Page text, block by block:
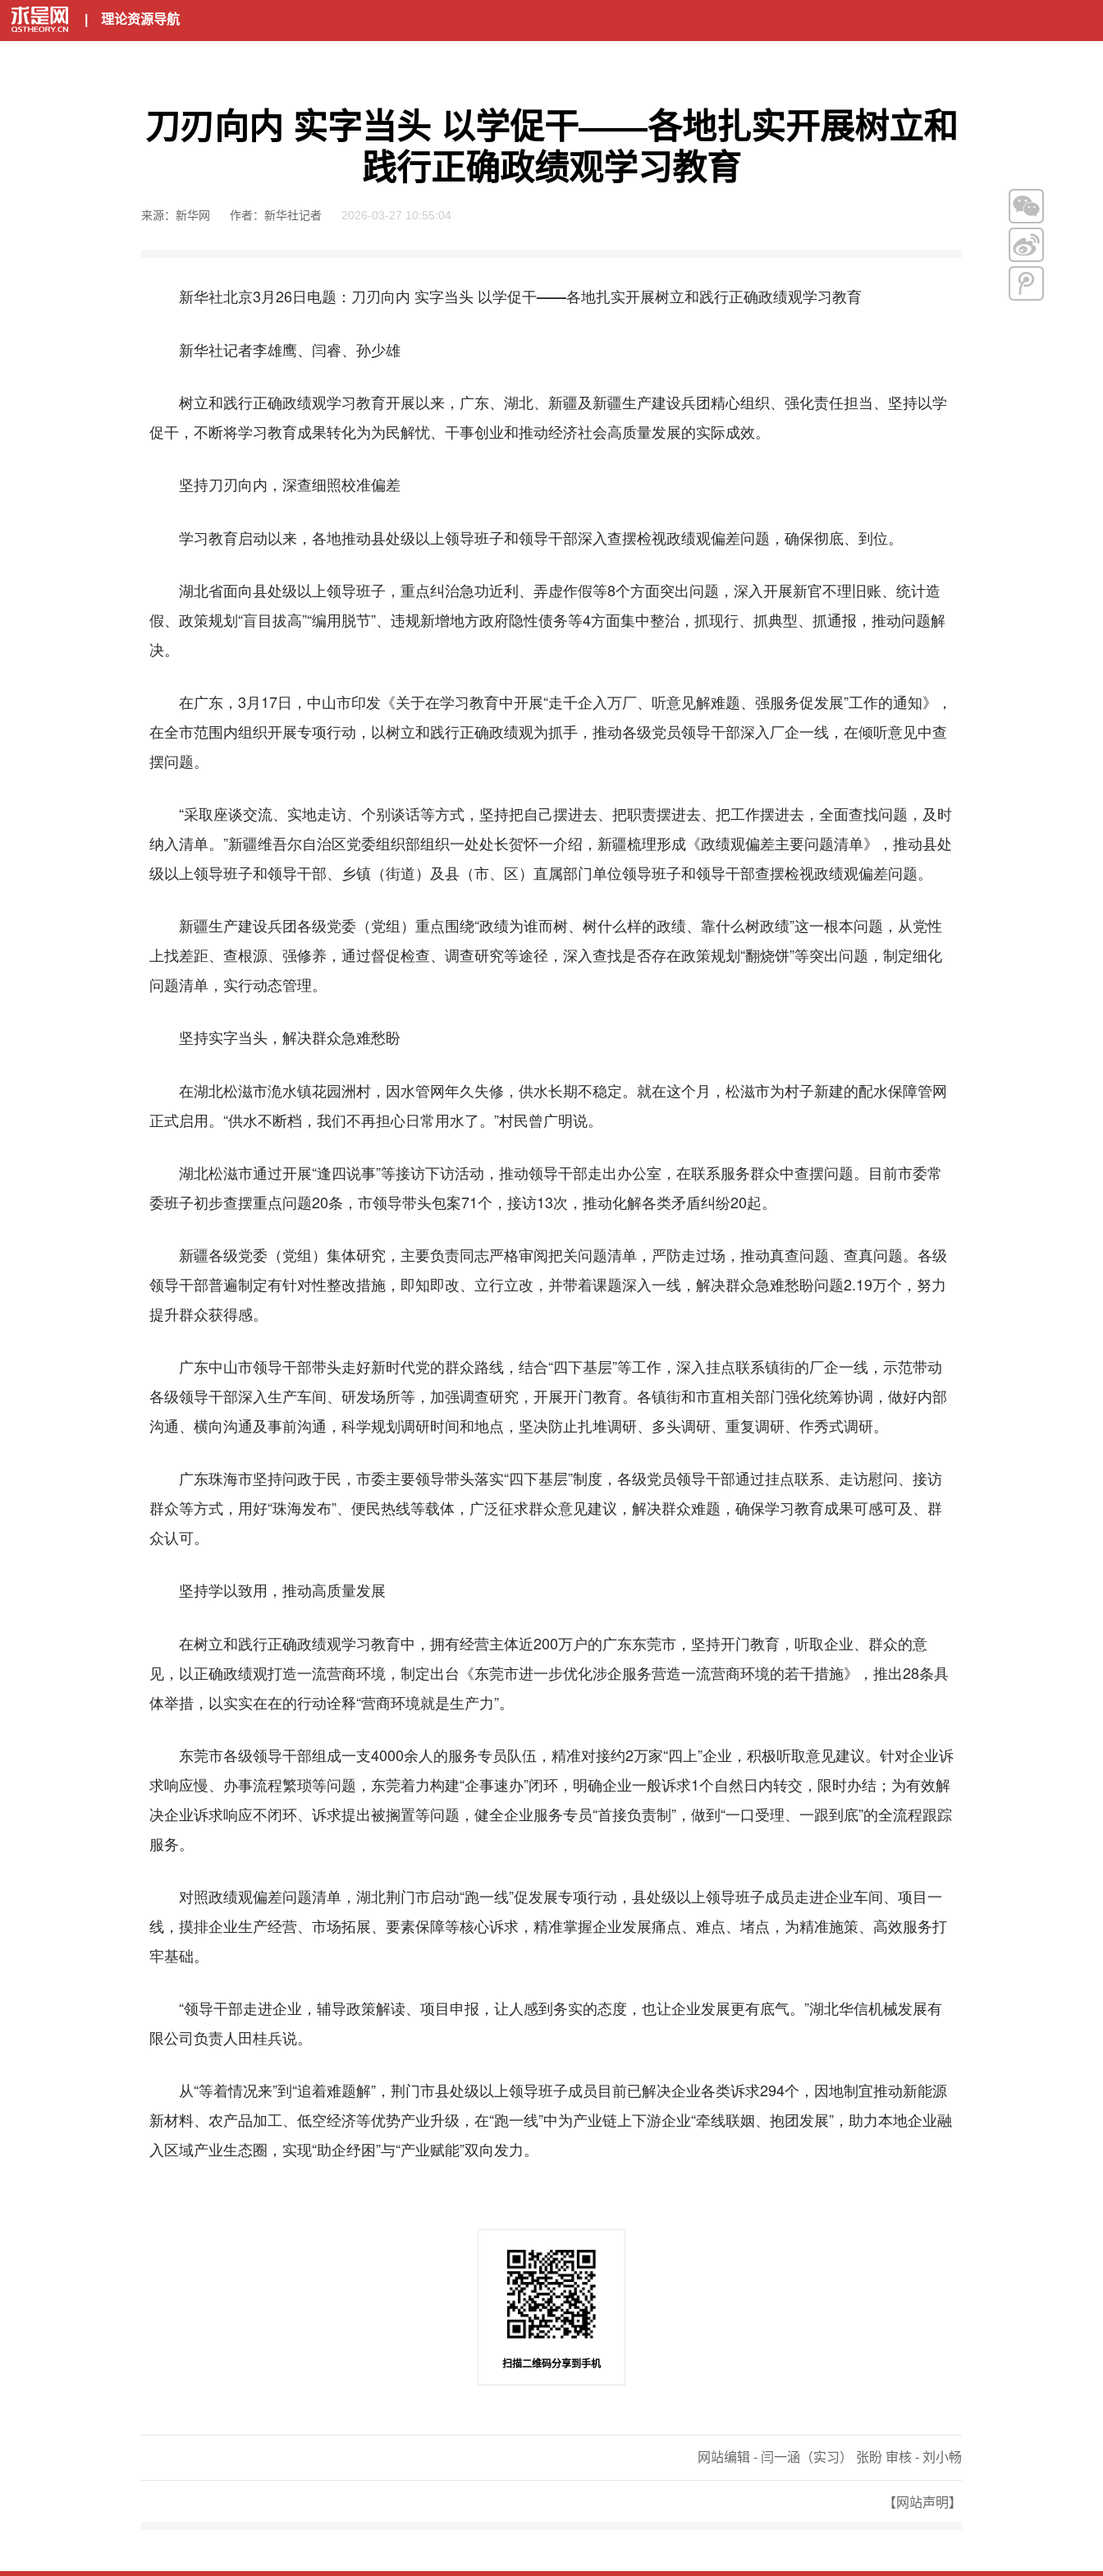
理论资源导航
刀刃向内 实字当头 以学促干——各地扎实开展树立和
践行正确政绩观学习教育
来源：新华网 作者：新华社记者 2026-03-27 10:55:04
新华社北京3月26日电题：刀刃向内 实字当头 以学促干——各地扎实开展树立和践行正确政绩观学习教育
新华社记者李雄鹰、闫睿、孙少雄
树立和践行正确政绩观学习教育开展以来，广东、湖北、新疆及新疆生产建设兵团精心组织、强化责任担当、坚持以学
促干，不断将学习教育成果转化为为民解忧、干事创业和推动经济社会高质量发展的实际成效。
坚持刀刃向内，深查细照校准偏差
学习教育启动以来，各地推动县处级以上领导班子和领导干部深入查摆检视政绩观偏差问题，确保彻底、到位。
湖北省面向县处级以上领导班子，重点纠治急功近利、弄虚作假等8个方面突出问题，深入开展新官不理旧账、统计造
假、政策规划“盲目拔高”“编用脱节”、违规新增地方政府隐性债务等4方面集中整治，抓现行、抓典型、抓通报，推动问题解
决。
在广东，3月17日，中山市印发《关于在学习教育中开展“走千企入万厂、听意见解难题、强服务促发展”工作的通知》，
在全市范围内组织开展专项行动，以树立和践行正确政绩观为抓手，推动各级党员领导干部深入厂企一线，在倾听意见中查
摆问题。
“采取座谈交流、实地走访、个别谈话等方式，坚持把自己摆进去、把职责摆进去、把工作摆进去，全面查找问题，及时
纳入清单。”新疆维吾尔自治区党委组织部组织一处处长贺怀一介绍，新疆梳理形成《政绩观偏差主要问题清单》，推动县处
级以上领导班子和领导干部、乡镇（街道）及县（市、区）直属部门单位领导班子和领导干部查摆检视政绩观偏差问题。
新疆生产建设兵团各级党委（党组）重点围绕“政绩为谁而树、树什么样的政绩、靠什么树政绩”这一根本问题，从党性
上找差距、查根源、强修养，通过督促检查、调查研究等途径，深入查找是否存在政策规划“翻烧饼”等突出问题，制定细化
问题清单，实行动态管理。
坚持实字当头，解决群众急难愁盼
在湖北松滋市洈水镇花园洲村，因水管网年久失修，供水长期不稳定。就在这个月，松滋市为村子新建的配水保障管网
正式启用。“供水不断档，我们不再担心日常用水了。”村民曾广明说。
湖北松滋市通过开展“逢四说事”等接访下访活动，推动领导干部走出办公室，在联系服务群众中查摆问题。目前市委常
委班子初步查摆重点问题20条，市领导带头包案71个，接访13次，推动化解各类矛盾纠纷20起。
新疆各级党委（党组）集体研究，主要负责同志严格审阅把关问题清单，严防走过场，推动真查问题、查真问题。各级
领导干部普遍制定有针对性整改措施，即知即改、立行立改，并带着课题深入一线，解决群众急难愁盼问题2.19万个，努力
提升群众获得感。
广东中山市领导干部带头走好新时代党的群众路线，结合“四下基层”等工作，深入挂点联系镇街的厂企一线，示范带动
各级领导干部深入生产车间、研发场所等，加强调查研究，开展开门教育。各镇街和市直相关部门强化统筹协调，做好内部
沟通、横向沟通及事前沟通，科学规划调研时间和地点，坚决防止扎堆调研、多头调研、重复调研、作秀式调研。
广东珠海市坚持问政于民，市委主要领导带头落实“四下基层”制度，各级党员领导干部通过挂点联系、走访慰问、接访
群众等方式，用好“珠海发布”、便民热线等载体，广泛征求群众意见建议，解决群众难题，确保学习教育成果可感可及、群
众认可。
坚持学以致用，推动高质量发展
在树立和践行正确政绩观学习教育中，拥有经营主体近200万户的广东东莞市，坚持开门教育，听取企业、群众的意
见，以正确政绩观打造一流营商环境，制定出台《东莞市进一步优化涉企服务营造一流营商环境的若干措施》，推出28条具
体举措，以实实在在的行动诠释“营商环境就是生产力”。
东莞市各级领导干部组成一支4000余人的服务专员队伍，精准对接约2万家“四上”企业，积极听取意见建议。针对企业诉
求响应慢、办事流程繁琐等问题，东莞着力构建“企事速办”闭环，明确企业一般诉求1个自然日内转交，限时办结；为有效解
决企业诉求响应不闭环、诉求提出被搁置等问题，健全企业服务专员“首接负责制”，做到“一口受理、一跟到底”的全流程跟踪
服务。
对照政绩观偏差问题清单，湖北荆门市启动“跑一线”促发展专项行动，县处级以上领导班子成员走进企业车间、项目一
线，摸排企业生产经营、市场拓展、要素保障等核心诉求，精准掌握企业发展痛点、难点、堵点，为精准施策、高效服务打
牢基础。
“领导干部走进企业，辅导政策解读、项目申报，让人感到务实的态度，也让企业发展更有底气。”湖北华信机械发展有
限公司负责人田桂兵说。
从“等着情况来”到“追着难题解”，荆门市县处级以上领导班子成员目前已解决企业各类诉求294个，因地制宜推动新能源
新材料、农产品加工、低空经济等优势产业升级，在“跑一线”中为产业链上下游企业“牵线联姻、抱团发展”，助力本地企业融
入区域产业生态圈，实现“助企纾困”与“产业赋能”双向发力。
扫描二维码分享到手机
网站编辑 - 闫一涵（实习） 张盼 审核 - 刘小畅
【网站声明】